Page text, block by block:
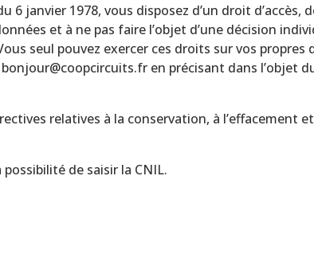
janvier 1978, vous disposez d’un droit d’accès,
et à ne pas faire l’objet d’une décision
seul pouvez exercer ces droits sur vos propres
en précisant dans l’objet
relatives à la conservation, à l’effacement
de saisir la CNIL.